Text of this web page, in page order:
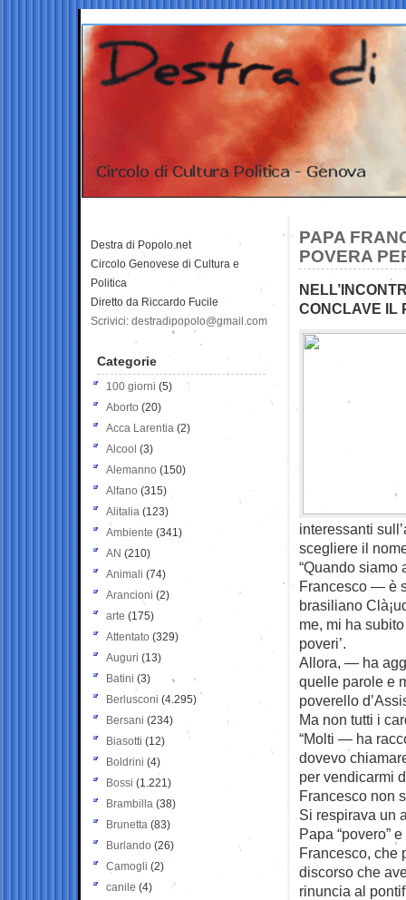
PAPA
POVERA
CONCLAVE IL
interessanti
scegliere il
“Quando
Francesco — è
brasiliano
me, mi ha
poveri’.
Allora, — ha
quelle parole e
poverello
Ma non tutti i
“Molti — ha
dovevo
per vendicarmi
Francesco non
Si respirava un
Papa “povero”
Francesco, che
discorso che
rinuncia al
Destra di Popolo.net
Circolo Genovese di Cultura e
Politica
Diretto da Riccardo Fucile
Scrivici: destradipopolo@gmail.com
Categorie
100 giorni (5)
Aborto (20)
Acca Larentia (2)
Alcool (3)
Alemanno (150)
Alfano (315)
Alitalia (123)
Ambiente (341)
AN (210)
Animali (74)
Arancioni (2)
arte (175)
Attentato (329)
Auguri (13)
Batini (3)
Berlusconi (4.295)
Bersani (234)
Biasotti (12)
Boldrini (4)
Bossi (1.221)
Brambilla (38)
Brunetta (83)
Burlando (26)
Camogli (2)
canile (4)